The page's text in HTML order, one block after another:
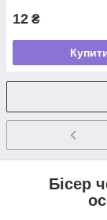
12 ₴
Бісер